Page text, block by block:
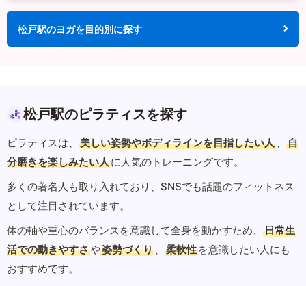
松戸駅のヨガを目的別に探す
松戸駅のピラティスを探す
ピラティスは、 美しい姿勢やボディラインを目指したい人 、
自
分磨きを楽しみたい人に人気のトレーニングです。
多くの著名人も取り入れており、SNSでも話題のフィットネス
として注目されています。
体の軸や重心のバランスを意識して全身を動かすため、
日常生
活での動きやすさや姿勢づくり 、 柔軟性 を意識したい人にも
おすすめです。